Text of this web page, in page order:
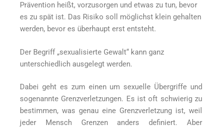
Prävention heißt, vorzusorgen und etwas zu tun, bevor
es zu spät ist. Das Risiko soll möglichst klein gehalten
werden, bevor es überhaupt erst entsteht.
Der Begriff „sexualisierte Gewalt“ kann ganz
unterschiedlich ausgelegt werden.
Dabei geht es zum einen um sexuelle Übergriffe und
sogenannte Grenzverletzungen. Es ist oft schwierig zu
bestimmen, was genau eine Grenzverletzung ist, weil
jeder Mensch Grenzen anders definiert. Aber